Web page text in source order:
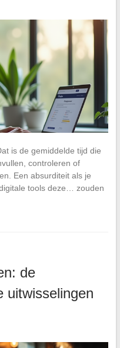
is de gemiddelde tijd die
controleren of
Een absurditeit als je
tools deze… zouden
de
uitwisselingen